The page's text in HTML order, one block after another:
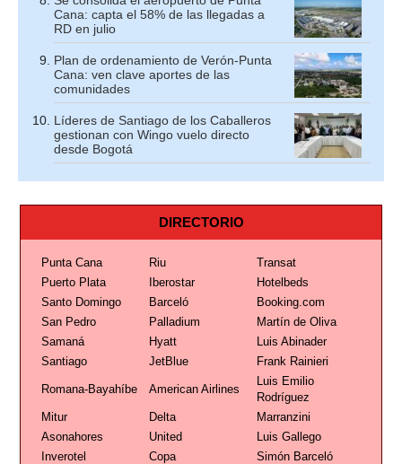
Cana: capta el 58% de las llegadas a
RD en julio
Plan de ordenamiento de Verón-Punta
Cana: ven clave aportes de las
comunidades
Líderes de Santiago de los Caballeros
gestionan con Wingo vuelo directo
desde Bogotá
DIRECTORIO
Punta Cana Riu
Transat
Puerto Plata
Iberostar
Hotelbeds
Santo Domingo
Barceló
Booking.com
San Pedro
Palladium
Martín de Oliva
Samaná
Hyatt
Luis Abinader
Santiago
JetBlue Frank Rainieri
Romana-Bayahíbe American Airlines
Luis Emilio
Rodríguez
Mitur
Delta
Marranzini
Asonahores
United
Luis Gallego
Inverotel
Copa Simón Barceló